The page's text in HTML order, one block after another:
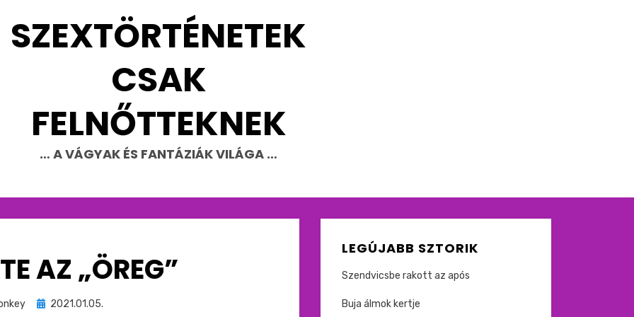
SZEXTÖRTÉNETEK
CSAK
FELNŐTTEKNEK
… A VÁGYAK ÉS FANTÁZIÁK VILÁGA …
AZ „ÖREG”
Beküldve
2021.01.05.
LEGÚJABB SZTORIK
Szendvicsbe rakott az após
Buja álmok kertje